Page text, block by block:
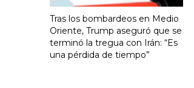
Tras los bombardeos en Medio
Oriente, Trump aseguró que se
terminó la tregua con Irán: “Es
una pérdida de tiempo”